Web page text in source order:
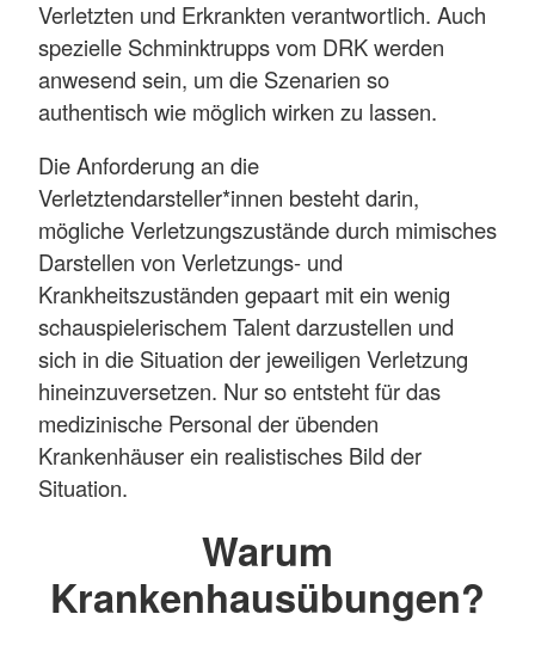
Verletzten und Erkrankten verantwortlich. Auch
spezielle Schminktrupps vom DRK werden
anwesend sein, um die Szenarien so
authentisch wie möglich wirken zu lassen.
Die Anforderung an die
Verletztendarsteller*innen besteht darin,
mögliche Verletzungszustände durch mimisches
Darstellen von Verletzungs- und
Krankheitszuständen gepaart mit ein wenig
schauspielerischem Talent darzustellen und
sich in die Situation der jeweiligen Verletzung
hineinzuversetzen. Nur so entsteht für das
medizinische Personal der übenden
Krankenhäuser ein realistisches Bild der
Situation.
Warum
Krankenhausübungen?